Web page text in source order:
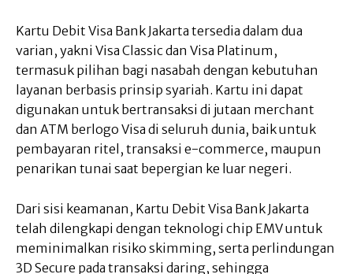
Kartu Debit Visa Bank Jakarta tersedia dalam dua
varian, yakni Visa Classic dan Visa Platinum,
termasuk pilihan bagi nasabah dengan kebutuhan
layanan berbasis prinsip syariah. Kartu ini dapat
digunakan untuk bertransaksi di jutaan merchant
dan ATM berlogo Visa di seluruh dunia, baik untuk
pembayaran ritel, transaksi e-commerce, maupun
penarikan tunai saat bepergian ke luar negeri.
Dari sisi keamanan, Kartu Debit Visa Bank Jakarta
telah dilengkapi dengan teknologi chip EMV untuk
meminimalkan risiko skimming, serta perlindungan
3D Secure pada transaksi daring, sehingga